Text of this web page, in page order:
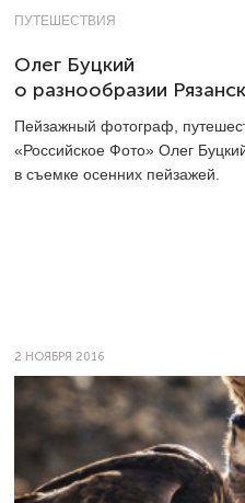
ПУТЕШЕСТВИЯ
Олег Буцкий
о разнообразии
Пейзажный фотограф,
«Российское Фото» Олег
в съемке осенних пейзажей.
2 НОЯБРЯ 2016